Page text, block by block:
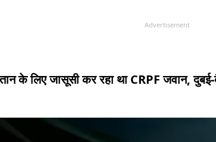
Advertisement
के लिए जासूसी कर रहा था CRPF जवान,